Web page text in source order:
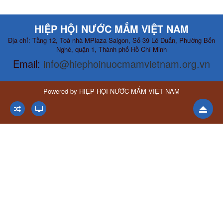
HIỆP HỘI NƯỚC MẮM VIỆT NAM
Địa chỉ: Tầng 12, Toà nhà MPlaza Saigon, Số 39 Lê Duẩn, Phường Bến
Nghé, quận 1, Thành phố Hồ Chí Minh
Email: info@hiephoinuocmamvietnam.org.vn
Powered by HIỆP HỘI NƯỚC MẮM VIỆT NAM